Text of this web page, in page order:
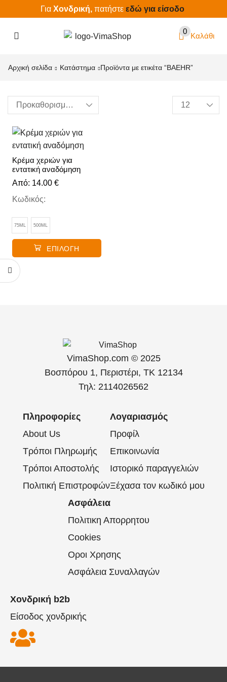
Για Χονδρική, πατήστε εδώ για είσοδο
0
Καλάθι
Αρχική σελίδα Κατάστημα Προϊόντα με ετικέτα “BAEHR”
Κρέμα χεριών για
εντατική αναδόμηση
Από: 14.00 €
Κωδικός:
75ML 500ML
ΕΠΙΛΟΓΉ
VimaShop.com © 2025
Βοσπόρου 1, Περιστέρι, ΤΚ 12134
Τηλ: 2114026562
Πληροφορίες
About Us
Τρόποι Πληρωμής
Τρόποι Αποστολής
Πολιτική Επιστροφών
Λογαριασμός
Προφίλ
Επικοινωνία
Ιστορικό παραγγελιών
Ξέχασα τον κωδικό μου
Ασφάλεια
Πολιτικη Απορρητου
Cookies
Οροι Χρησης
Ασφάλεια Συναλλαγών
Χονδρική b2b
Είσοδος χονδρικής